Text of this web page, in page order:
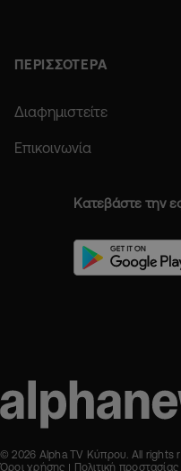
ΠΕΡΙΣΣΟΤΕΡΑ
Διαφημιστείτε
Επικοινωνία
Κατεβάστε την
© 2026 Alpha TV Κύπρου. All rights
Όροι χρήσης
Πολιτική